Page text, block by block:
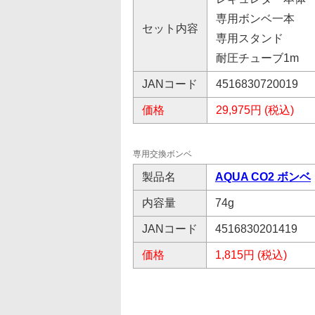
セット内容
専用ボンベ一本
専用スタンド
耐圧チューブ1m
JANコード 4516830720019
価格 29,975円 (税込)
専用交換ボンベ
製品名 AQUA CO2 ボンベ
内容量 74g
JANコード 4516830201419
価格 1,815円 (税込)